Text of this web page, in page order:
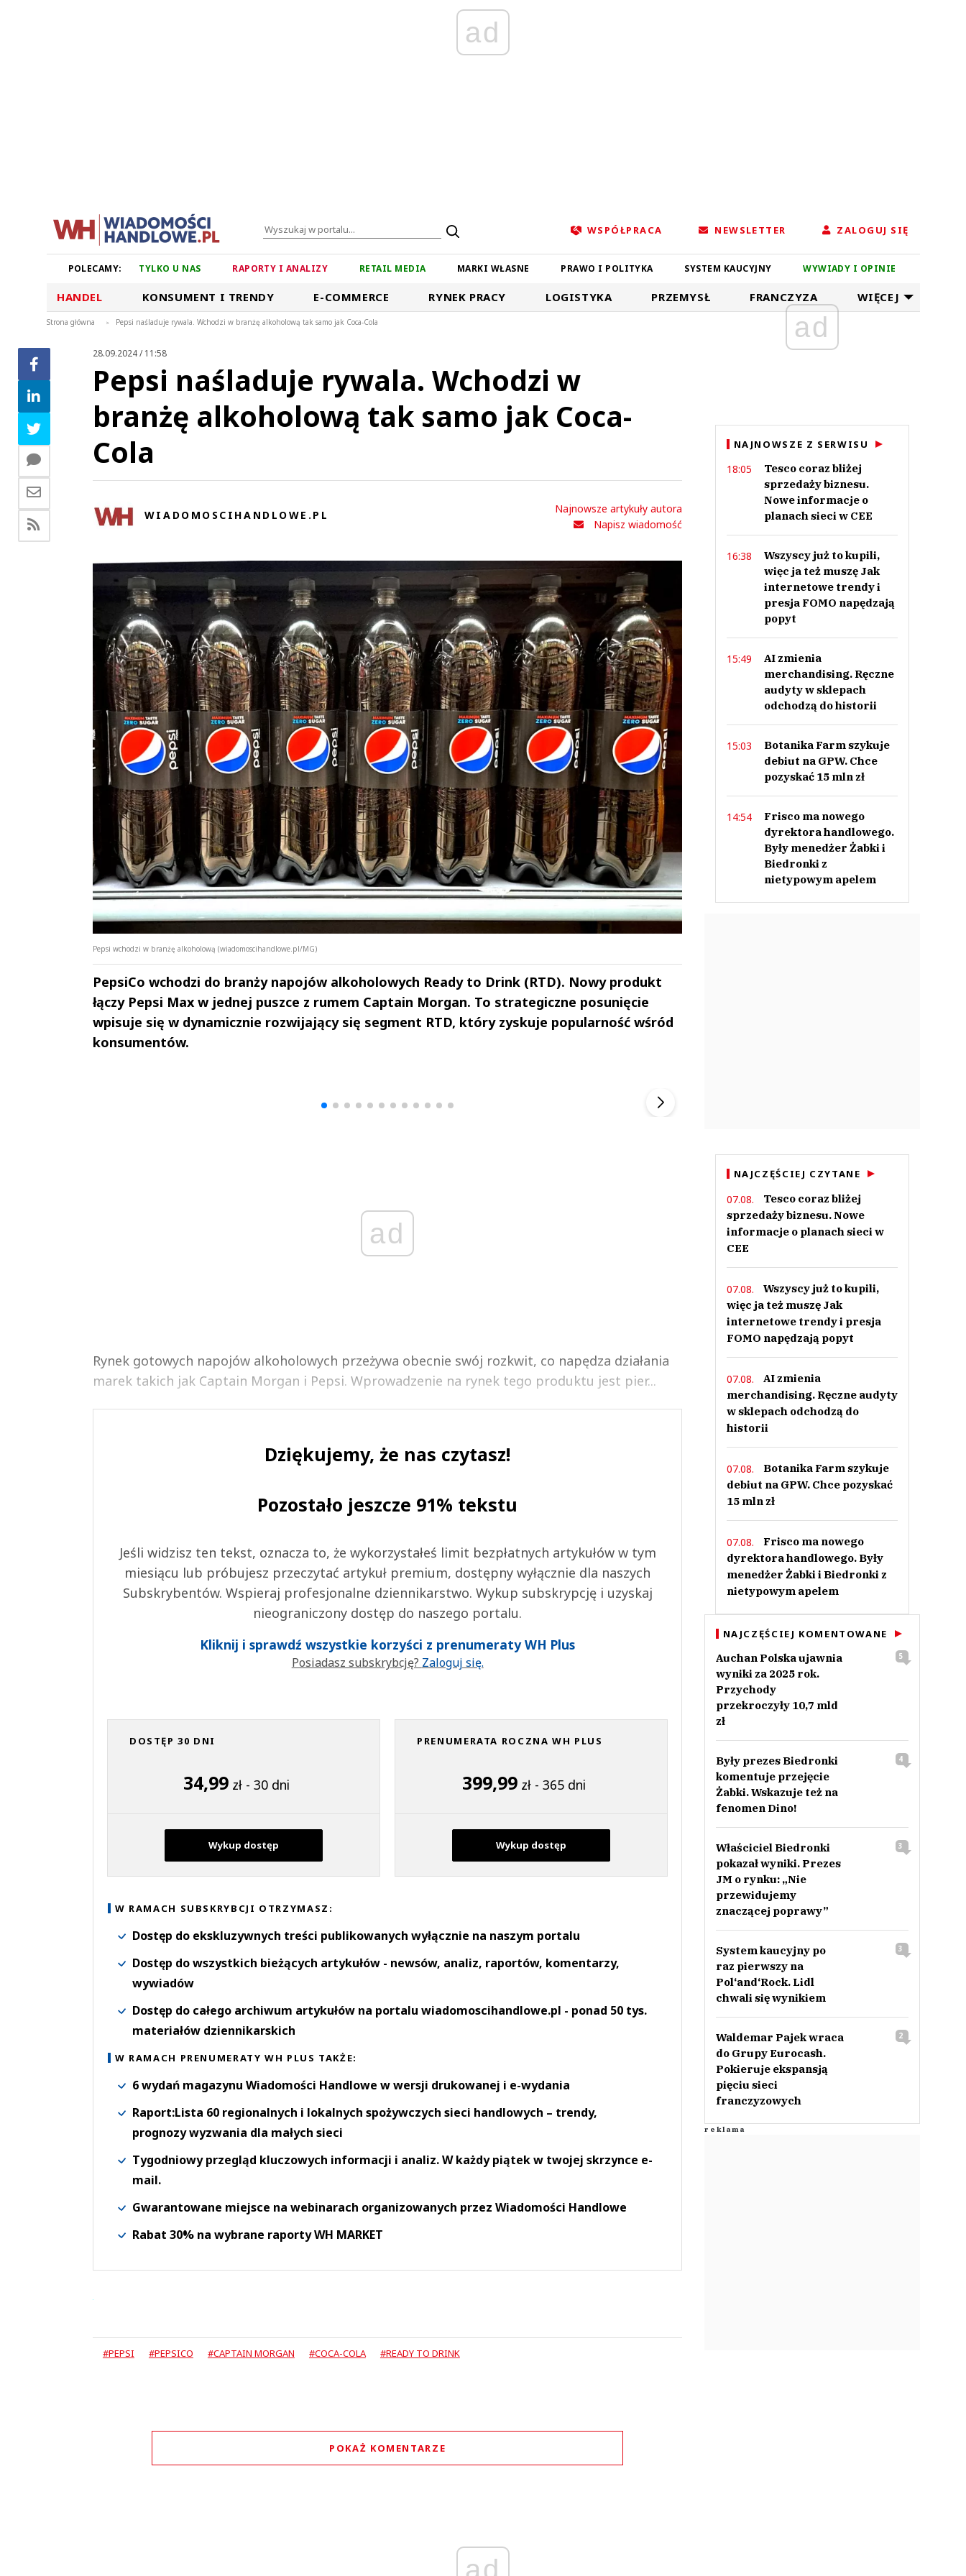
ad
WSPÓŁPRACA NEWSLETTER ZALOGUJ SIĘ
POLECAMY: TYLKO U NAS RAPORTY I ANALIZY RETAIL MEDIA MARKI WŁASNE PRAWO I POLITYKA SYSTEM KAUCYJNY WYWIADY I OPINIE
HANDEL KONSUMENT I TRENDY E-COMMERCE RYNEK PRACY LOGISTYKA PRZEMYSŁ FRANCZYZA WIĘCEJ
Strona główna > Pepsi naśladuje rywala. Wchodzi w branżę alkoholową tak samo jak Coca-Cola
28.09.2024 / 11:58
Pepsi naśladuje rywala. Wchodzi w
branżę alkoholową tak samo jak Coca-
Cola
WIADOMOSCIHANDLOWE.PL
Najnowsze artykuły autora
Napisz wiadomość
Pepsi wchodzi w branżę alkoholową (wiadomoscihandlowe.pl/MG)
PepsiCo wchodzi do branży napojów alkoholowych Ready to Drink (RTD). Nowy produkt
łączy Pepsi Max w jednej puszce z rumem Captain Morgan. To strategiczne posunięcie
wpisuje się w dynamicznie rozwijający się segment RTD, który zyskuje popularność wśród
konsumentów.
ad
Rynek gotowych napojów alkoholowych przeżywa obecnie swój rozkwit, co napędza działania
marek takich jak Captain Morgan i Pepsi. Wprowadzenie na rynek tego produktu jest pier...
Dziękujemy, że nas czytasz!
Pozostało jeszcze 91% tekstu
Jeśli widzisz ten tekst, oznacza to, że wykorzystałeś limit bezpłatnych artykułów w tym
miesiącu lub próbujesz przeczytać artykuł premium, dostępny wyłącznie dla naszych
Subskrybentów. Wspieraj profesjonalne dziennikarstwo. Wykup subskrypcję i uzyskaj
nieograniczony dostęp do naszego portalu.
Kliknij i sprawdź wszystkie korzyści z prenumeraty WH Plus
Posiadasz subskrybcję? Zaloguj się.
DOSTĘP 30 DNI
34,99 zł - 30 dni
Wykup dostęp
PRENUMERATA ROCZNA WH PLUS
399,99 zł - 365 dni
Wykup dostęp
W RAMACH SUBSKRYBCJI OTRZYMASZ:
Dostęp do ekskluzywnych treści publikowanych wyłącznie na naszym portalu
Dostęp do wszystkich bieżących artykułów - newsów, analiz, raportów, komentarzy,
wywiadów
Dostęp do całego archiwum artykułów na portalu wiadomoscihandlowe.pl - ponad 50 tys.
materiałów dziennikarskich
W RAMACH PRENUMERATY WH PLUS TAKŻE:
6 wydań magazynu Wiadomości Handlowe w wersji drukowanej i e-wydania
Raport:Lista 60 regionalnych i lokalnych spożywczych sieci handlowych – trendy,
prognozy wyzwania dla małych sieci
Tygodniowy przegląd kluczowych informacji i analiz. W każdy piątek w twojej skrzynce e-
mail.
Gwarantowane miejsce na webinarach organizowanych przez Wiadomości Handlowe
Rabat 30% na wybrane raporty WH MARKET
#PEPSI #PEPSICO #CAPTAIN MORGAN #COCA-COLA #READY TO DRINK
POKAŻ KOMENTARZE
ad
NAJNOWSZE Z SERWISU
18:05
Tesco coraz bliżej
sprzedaży biznesu.
Nowe informacje o
planach sieci w CEE
16:38
Wszyscy już to kupili,
więc ja też muszę Jak
internetowe trendy i
presja FOMO napędzają
popyt
15:49
AI zmienia
merchandising. Ręczne
audyty w sklepach
odchodzą do historii
15:03
Botanika Farm szykuje
debiut na GPW. Chce
pozyskać 15 mln zł
14:54
Frisco ma nowego
dyrektora handlowego.
Były menedżer Żabki i
Biedronki z
nietypowym apelem
NAJCZĘŚCIEJ CZYTANE
07.08.
Tesco coraz bliżej
sprzedaży biznesu. Nowe
informacje o planach sieci w
CEE
07.08.
Wszyscy już to kupili,
więc ja też muszę Jak
internetowe trendy i presja
FOMO napędzają popyt
07.08.
AI zmienia
merchandising. Ręczne audyty
w sklepach odchodzą do
historii
07.08.
Botanika Farm szykuje
debiut na GPW. Chce pozyskać
15 mln zł
07.08.
Frisco ma nowego
dyrektora handlowego. Były
menedżer Żabki i Biedronki z
nietypowym apelem
NAJCZĘŚCIEJ KOMENTOWANE
Auchan Polska ujawnia
wyniki za 2025 rok.
Przychody
przekroczyły 10,7 mld
zł
5
Były prezes Biedronki
komentuje przejęcie
Żabki. Wskazuje też na
fenomen Dino!
4
Właściciel Biedronki
pokazał wyniki. Prezes
JM o rynku: „Nie
przewidujemy
znaczącej poprawy”
3
System kaucyjny po
raz pierwszy na
Pol‘and‘Rock. Lidl
chwali się wynikiem
3
Waldemar Pajek wraca
do Grupy Eurocash.
Pokieruje ekspansją
pięciu sieci
franczyzowych
2
ad